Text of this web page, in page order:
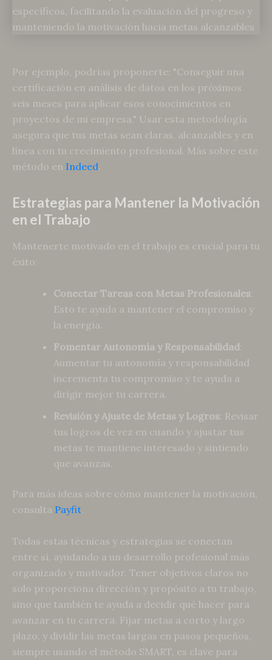
Por ejemplo, podrías proponerte: "Conseguir una
certificación en análisis de datos en los próximos
seis meses para aplicar esos conocimientos en
proyectos de mi empresa." Usar esta metodología
asegura que tus metas sean claras, alcanzables y en
línea con tu crecimiento profesional. Más sobre este
método en Indeed
Estrategias para Mantener la Motivación
en el Trabajo
Mantenerte motivado en el trabajo es crucial para tu
éxito:
Conectar Tareas con Metas Profesionales:
Esto te ayuda a mantener el compromiso y
la energía.
Fomentar Autonomía y Responsabilidad:
Aumentar tu autonomía y responsabilidad
incrementa tu compromiso y te ayuda a
dirigir mejor tu carrera.
Revisión y Ajuste de Metas y Logros: Revisar
tus logros de vez en cuando y ajustar tus
metas te mantiene interesado y sintiendo
que avanzas.
Para más ideas sobre cómo mantener la motivación,
consulta Payfit.
Todas estas técnicas y estrategias se conectan
entre sí, ayudando a un desarrollo profesional más
organizado y motivador. Tener objetivos claros no
solo proporciona dirección y propósito a tu trabajo,
sino que también te ayuda a decidir qué hacer para
avanzar en tu carrera. Fijar metas a corto y largo
plazo, y dividir las metas largas en pasos pequeños,
siempre usando el método SMART, es clave para